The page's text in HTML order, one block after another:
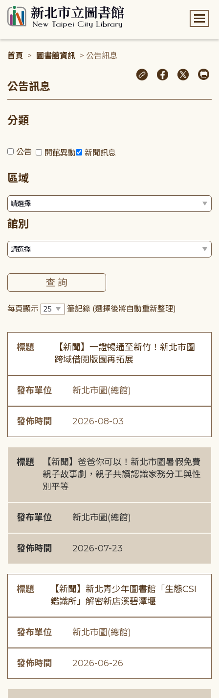
首頁 > 圖書館資訊 > 公告訊息
公告訊息
分類
公告 開館異動 新聞訊息
區域
館別
每頁顯示 筆記錄 (選擇後將自動重新整理)
標題
【新聞】一證暢通至新竹！新北市圖
跨域借閱版圖再拓展
發布單位 新北市圖(總館)
發佈時間 2026-08-03
標題
【新聞】爸爸你可以！新北市圖暑假免費
親子故事劇，親子共讀認識家務分工與性
別平等
發布單位 新北市圖(總館)
發佈時間 2026-07-23
標題
【新聞】新北青少年圖書館「生態CSI
鑑識所」解密新店溪碧潭堰
發布單位 新北市圖(總館)
發佈時間 2026-06-26